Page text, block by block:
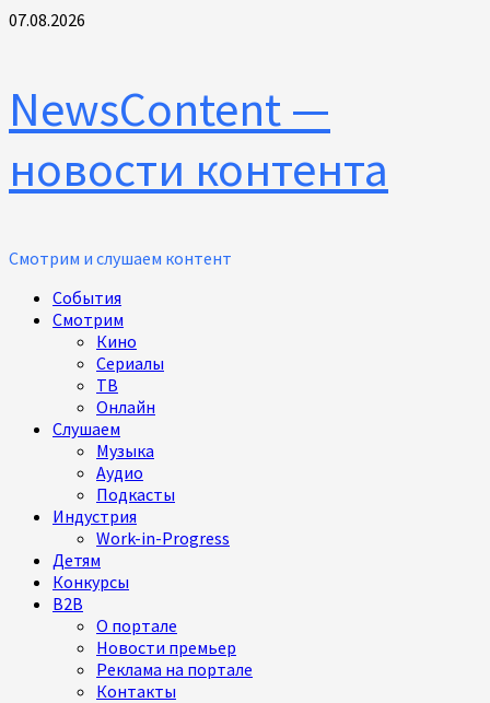
Перейти
07.08.2026
NewsContent —
новости контента
Смотрим и слушаем контент
Основное
меню
События
Смотрим
Кино
Сериалы
ТВ
Онлайн
Слушаем
Музыка
Аудио
Подкасты
Индустрия
Work-in-Progress
Детям
Конкурсы
B2B
О портале
Новости премьер
Реклама на портале
Контакты